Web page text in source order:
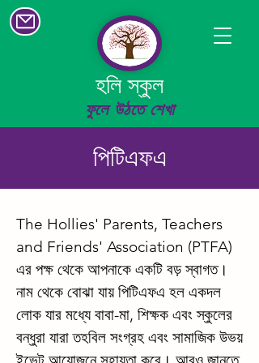
ফুলে উঠতে শেখা
হলি স্কুল
পিটিএফএ
The Hollies' Parents, Teachers
and Friends' Association (PTFA)
এর পক্ষ থেকে আপনাকে একটি বড় স্বাগত।
নাম থেকে বোঝা যায় পিটিএফএ হল একদল
লোক যার মধ্যে বাবা-মা, শিক্ষক এবং স্কুলের
বন্ধুরা যারা তহবিল সংগ্রহ এবং সামাজিক উভয়